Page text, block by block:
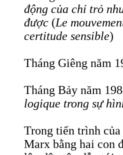
động của chỉ trỏ
được (Le
certitude sensible)
Tháng Giêng năm
Tháng Bảy năm
logique trong sự
Trong tiến trình
Marx bằng hai con